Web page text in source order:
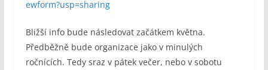
ewform?usp=sharing
Bližší info bude následovat začátkem května.
Předběžně bude organizace jako v minulých
ročnících. Tedy sraz v pátek večer, nebo v sobotu